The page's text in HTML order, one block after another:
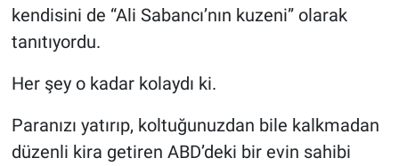
kendisini de “Ali Sabancı’nın kuzeni” olarak
tanıtıyordu.
Her şey o kadar kolaydı ki.
Paranızı yatırıp, koltuğunuzdan bile kalkmadan
düzenli kira getiren ABD’deki bir evin sahibi